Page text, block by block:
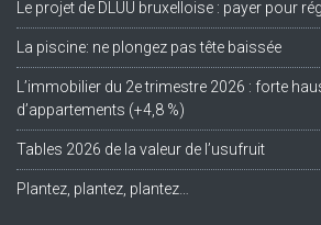
Le projet de DLUU bruxelloise : payer pour
La piscine: ne plongez pas tête baissée
L’immobilier du 2e trimestre 2026 : forte
d’appartements (+4,8 %)
Tables 2026 de la valeur de l’usufruit
Plantez, plantez, plantez…